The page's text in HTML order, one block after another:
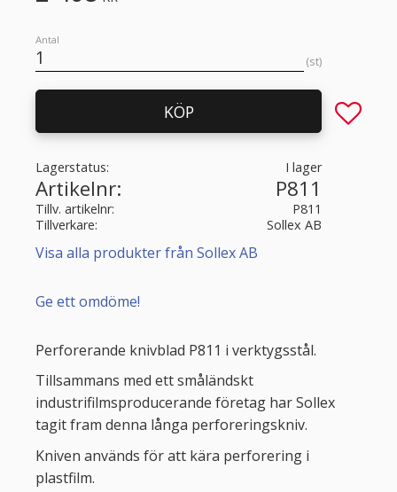
Antal
st
KÖP Lägg till
Lagerstatus I lager
Artikelnr P811
Tillv. artikelnr
P811
Tillverkare
Sollex AB
Visa alla produkter från Sollex AB
Ge ett omdöme!
Perforerande knivblad P811 i verktygsstål.
Tillsammans med ett småländskt
industrifilmsproducerande företag har Sollex
tagit fram denna långa perforeringskniv.
Kniven används för att kära perforering i
plastfilm.